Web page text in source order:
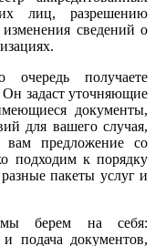
лиц, разрешению
сведений о
получаете
задаст уточняющие
документы,
для вашего случая,
вам предложение со
подходим к порядку
пакеты услуг и
берем на себя:
подача документов,